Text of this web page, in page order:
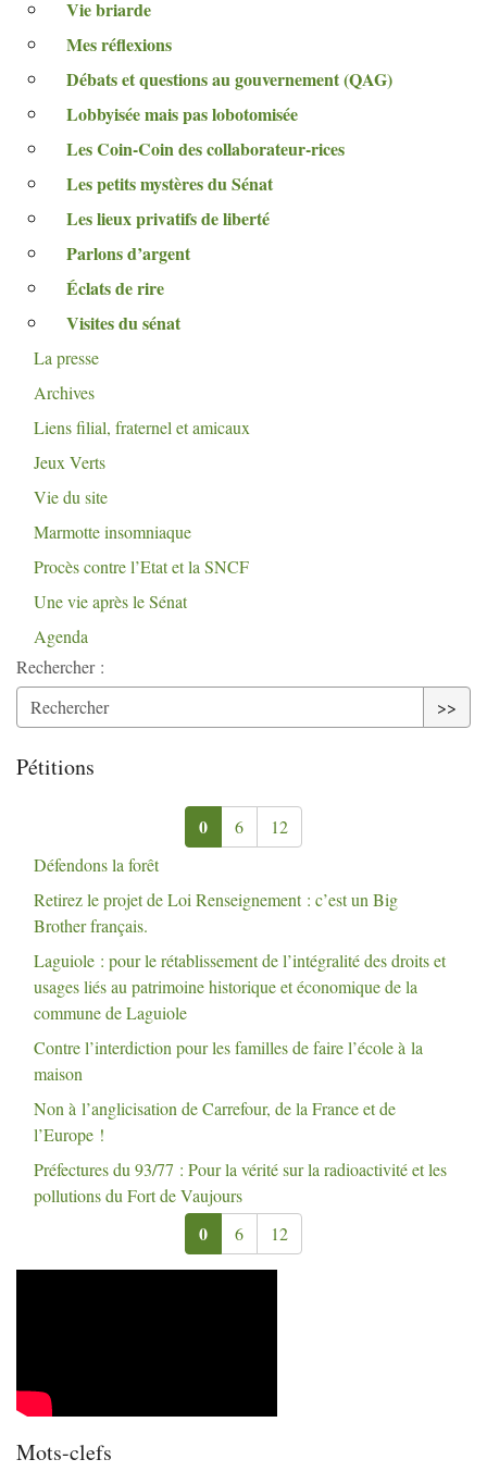
Vie briarde
Mes réflexions
Débats et questions au gouvernement (QAG)
Lobbyisée mais pas lobotomisée
Les Coin-Coin des collaborateur-rices
Les petits mystères du Sénat
Les lieux privatifs de liberté
Parlons d’argent
Éclats de rire
Visites du sénat
La presse
Archives
Liens filial, fraternel et amicaux
Jeux Verts
Vie du site
Marmotte insomniaque
Procès contre l’Etat et la SNCF
Une vie après le Sénat
Agenda
Rechercher :
>>
Pétitions
0 6
12
Défendons la forêt
Retirez le projet de Loi Renseignement : c’est un Big
Brother français.
Laguiole : pour le rétablissement de l’intégralité des droits et
usages liés au patrimoine historique et économique de la
commune de Laguiole
Contre l’interdiction pour les familles de faire l’école à la
maison
Non à l’anglicisation de Carrefour, de la France et de
l’Europe !
Préfectures du 93/77 : Pour la vérité sur la radioactivité et les
pollutions du Fort de Vaujours
0 6 12
Mots-clefs